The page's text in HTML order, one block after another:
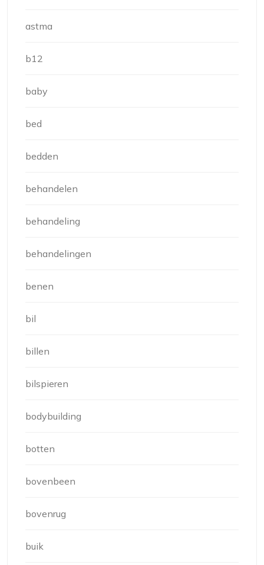
astma
b12
baby
bed
bedden
behandelen
behandeling
behandelingen
benen
bil
billen
bilspieren
bodybuilding
botten
bovenbeen
bovenrug
buik